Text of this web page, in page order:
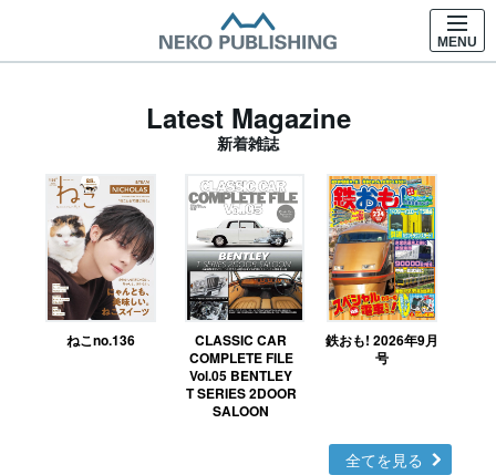
MENU
Latest Magazine
新着雑誌
ねこno.136
CLASSIC CAR
COMPLETE FILE
Vol.05 BENTLEY
T SERIES 2DOOR
SALOON
鉄おも! 2026年9月
号
全てを見る